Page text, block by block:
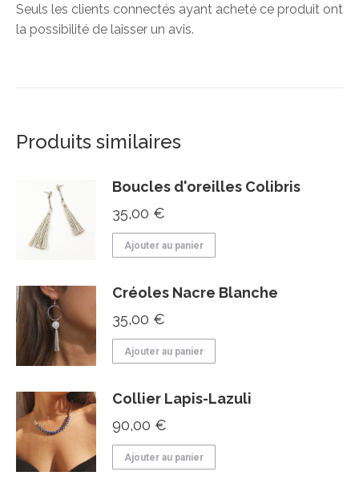
Seuls les clients connectés ayant acheté ce produit ont
la possibilité de laisser un avis.
Produits similaires
Boucles d'oreilles Colibris
35,00 €
Ajouter au panier
Créoles Nacre Blanche
35,00 €
Ajouter au panier
Collier Lapis-Lazuli
90,00 €
Ajouter au panier